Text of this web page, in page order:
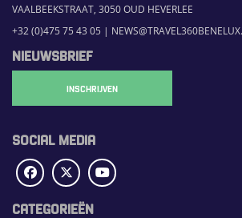
VAALBEEKSTRAAT, 3050 OUD HEVERLEE
+32 (0)475 75 43 05 |
NIEUWSBRIEF
INSCHRIJVEN
SOCIAL MEDIA
CATEGORIEËN